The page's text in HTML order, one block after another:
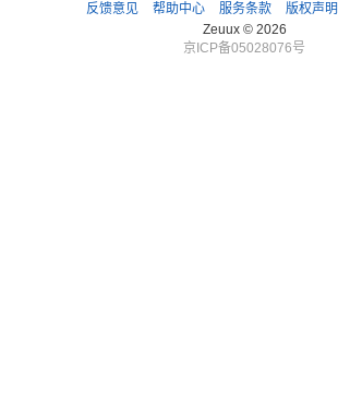
反馈意见 帮助中心 服务条款 版权声明
Zeuux © 2026
京ICP备05028076号